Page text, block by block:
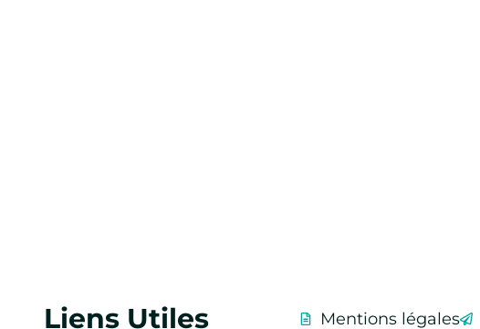
Liens Utiles Mentions légales